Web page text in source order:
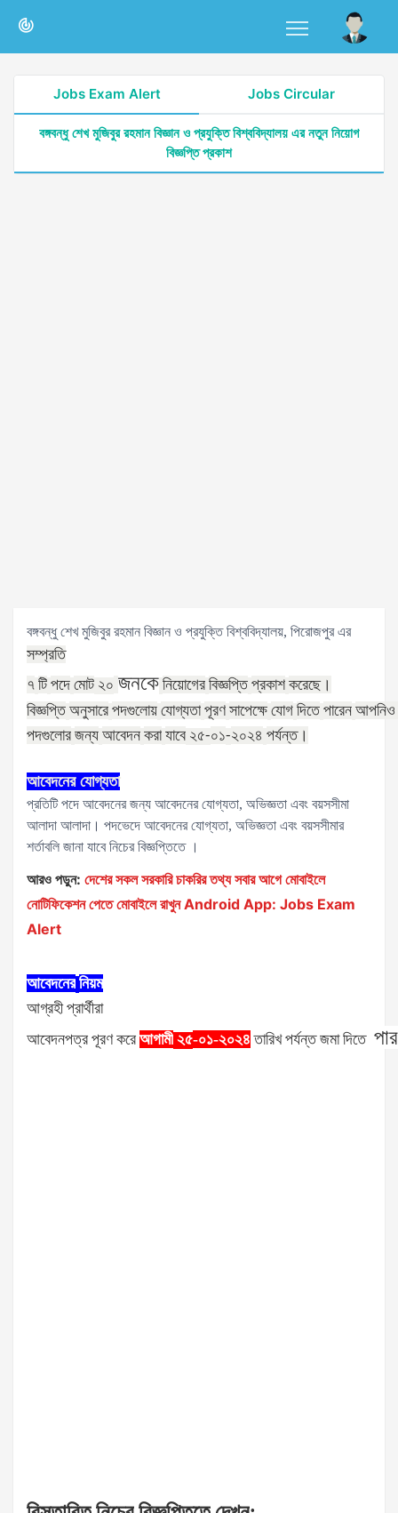
Jobs Exam Alert Jobs Circular
বঙ্গবন্ধু শেখ মুজিবুর রহমান বিজ্ঞান ও প্রযুক্তি বিশ্ববিদ্যালয় এর নতুন নিয়োগ
বিজ্ঞপ্তি প্রকাশ
বঙ্গবন্ধু শেখ মুজিবুর রহমান বিজ্ঞান ও প্রযুক্তি বিশ্ববিদ্যালয়, পিরোজপুর এর
সম্প্রতি
৭ টি পদে মোট ২০ জনকে নিয়োগের বিজ্ঞপ্তি প্রকাশ করেছে।
বিজ্ঞপ্তি অনুসারে পদগুলোয় যোগ্যতা পূরণ সাপেক্ষে যোগ দিতে পারেন
পদগুলোর জন্য আবেদন করা যাবে ২৫-০১-২০২৪ পর্যন্ত।
আবেদনের যোগ্যতা
প্রতিটি পদে আবেদনের জন্য আবেদনের যোগ্যতা, অভিজ্ঞতা এবং বয়সসীমা
আলাদা আলাদা। পদভেদে আবেদনের যোগ্যতা, অভিজ্ঞতা এবং বয়সসীমার
শর্তাবলি জানা যাবে নিচের বিজ্ঞপ্তিতে ।
আরও পড়ুন: দেশের সকল সরকারি চাকরির তথ্য সবার আগে মোবাইলে
নোটিফিকেশন পেতে মোবাইলে রাখুন Android App: Jobs Exam
Alert
আবেদনের নিয়ম
আগ্রহী প্রার্থীরা
আবেদনপত্র পূরণ করে আগামী ২৫-০১-২০২৪ তারিখ পর্যন্ত জমা দিতে